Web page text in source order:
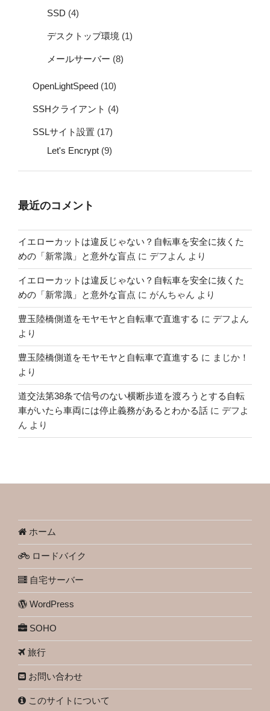
SSD (4)
デスクトップ環境 (1)
メールサーバー (8)
OpenLightSpeed (10)
SSHクライアント (4)
SSLサイト設置 (17)
Let's Encrypt (9)
最近のコメント
イエローカットは違反じゃない？自転車を安全に抜くた
めの「新常識」と意外な盲点 に デフよん より
イエローカットは違反じゃない？自転車を安全に抜くた
めの「新常識」と意外な盲点 に がんちゃん より
豊玉陸橋側道をモヤモヤと自転車で直進する に デフよん
より
豊玉陸橋側道をモヤモヤと自転車で直進する に まじか！
より
道交法第38条で信号のない横断歩道を渡ろうとする自転
車がいたら車両には停止義務があるとわかる話 に デフよ
ん より
ホーム
ロードバイク
自宅サーバー
WordPress
SOHO
旅行
お問い合わせ
このサイトについて